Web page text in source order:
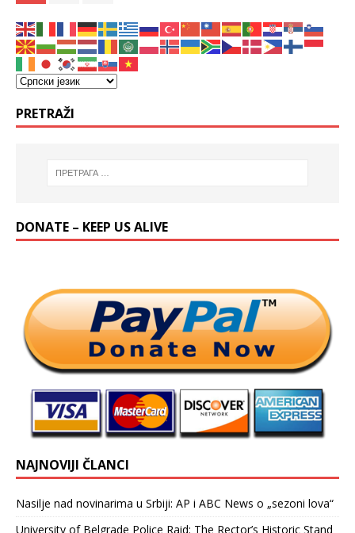
PRETRAŽI
DONATE – KEEP US ALIVE
NAJNOVIJI ČLANCI
Nasilje nad novinarima u Srbiji: AP i ABC News o „sezoni lova“
University of Belgrade Police Raid: The Rector’s Historic Stand